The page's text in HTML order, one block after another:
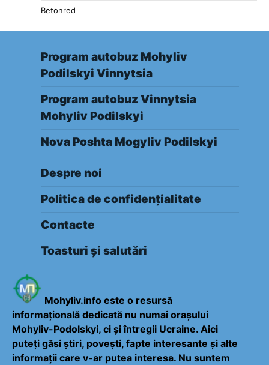
Betonred
Program autobuz Mohyliv
Podilskyi Vinnytsia
Program autobuz Vinnytsia
Mohyliv Podilskyi
Nova Poshta Mogyliv Podilskyi
Despre noi
Politica de confidențialitate
Contacte
Toasturi și salutări
Mohyliv.info este o resursă
informațională dedicată nu numai orașului
Mohyliv-Podolskyi, ci și întregii Ucraine. Aici
puteți găsi știri, povești, fapte interesante și alte
informații care v-ar putea interesa. Nu suntem